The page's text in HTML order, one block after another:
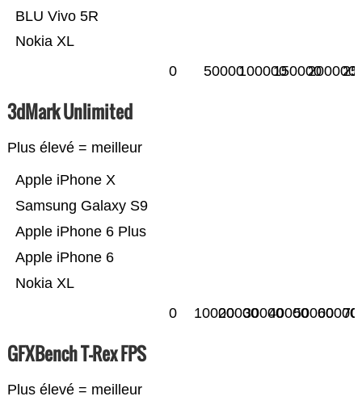
Nokia XL
BLU Vivo 5R
0 50000100000150000200000
3dMark Unlimited
Plus élevé = meilleur
Nokia XL
Apple iPhone 6
Apple iPhone 6 Plus
Samsung Galaxy S9
Apple iPhone X
0 100002000030000400005000060000
GFXBench T-Rex FPS
Plus élevé = meilleur